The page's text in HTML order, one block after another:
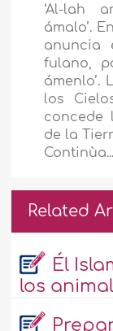
‘Al-lah
ámalo’.
anuncia
fulano,
ámenlo’.
los
concede
de la
Continùa...
Related
Él
los